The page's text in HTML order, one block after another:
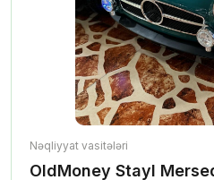
Nəqliyyat vasitələri
OldMoney Stayl